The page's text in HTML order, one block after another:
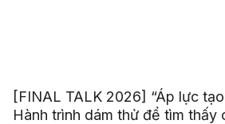
[FINAL TALK 2026] “Áp lực
Hành trình dám thử để tìm thấy